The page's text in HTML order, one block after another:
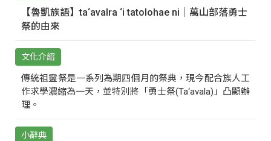
【魯凱族語】ta‘avalra ‘i tatolohae ni｜萬山部落勇士
祭的由來
文化介紹
傳統祖靈祭是一系列為期四個月的祭典，現今配合族人工
作求學濃縮為一天，並特別將「勇士祭(Ta‘avala)」凸顯辦
理。
小辭典